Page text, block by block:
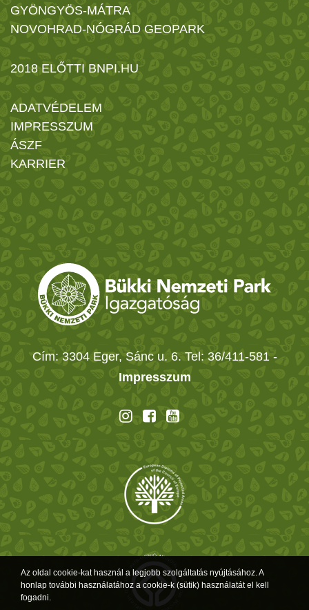
GYÖNGYÖS-MÁTRA
NOVOHRAD-NÓGRÁD GEOPARK
2018 ELŐTTI BNPI.HU
ADATVÉDELEM
IMPRESSZUM
ÁSZF
KARRIER
Cím: 3304 Eger, Sánc u. 6. Tel: 36/411-581 -
Impresszum
Az oldal cookie-kat használ a legjobb szolgáltatás nyújtásához. A
honlap további használatához a cookie-k (sütik) használatát el kell
fogadni.